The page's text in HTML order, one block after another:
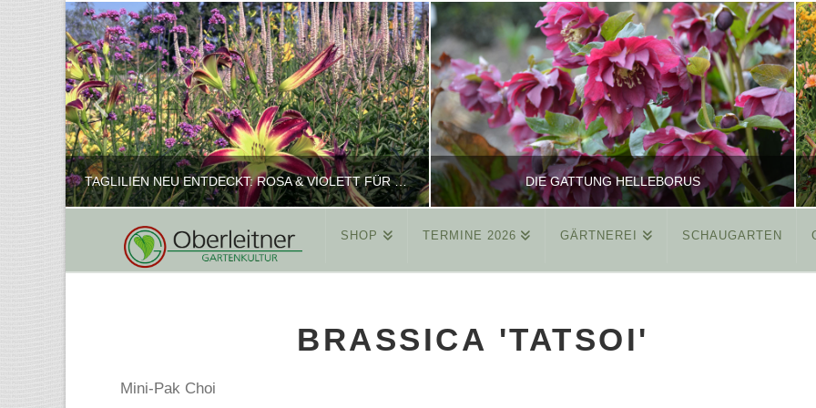
TAGLILIEN NEU ENTDECKT: ROSA & VIOLETT FÜR ROMANTISCHE PFLANZKOMBINATIONEN
REINHARD
FEBRUAR 16, 2025
DIE GATTUNG HELLEBORUS
REINHARD
MÄRZ 26, 2015
SHOP TERMINE 2026 GÄRTNEREI SCHAUGARTEN
BRASSICA 'TATSOI'
Mini-Pak Choi